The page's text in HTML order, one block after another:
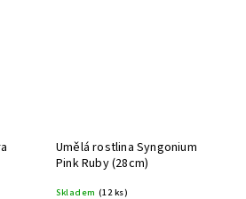
Umělá rostlina Syngonium
Pink Ruby (28cm)
Skladem (12 ks)